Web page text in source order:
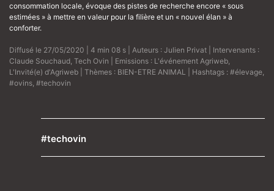
consommation locale, évoque des pistes de recherche encore « sous
estimées » à mettre en valeur pour la filière et un « nouvel élan » à
conforter.
Diffusé le 27/05/2020 | 4 min 08 s | Auteurs : Julien Privat | Intervenants :
Claude Souchaud Tech Ovin | Emissions : L'événement Agriweb
L'Invité(e) d'Agriweb | Thèmes : BIEN-ETRE ANIMAL | Hashtags : #élevage
#ovins #techovin
#techovin